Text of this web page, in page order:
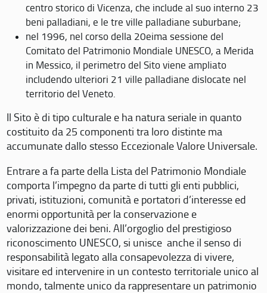
centro storico di Vicenza, che include al suo interno 23
beni palladiani, e le tre ville palladiane suburbane;
nel 1996, nel corso della 20eima sessione del
Comitato del Patrimonio Mondiale UNESCO, a Merida
in Messico, il perimetro del Sito viene ampliato
includendo ulteriori 21 ville palladiane dislocate nel
territorio del Veneto.
Il Sito è di tipo culturale e ha natura seriale in quanto
costituito da 25 componenti tra loro distinte ma
accumunate dallo stesso Eccezionale Valore Universale.
Entrare a fa parte della Lista del Patrimonio Mondiale
comporta l’impegno da parte di tutti gli enti pubblici,
privati, istituzioni, comunità e portatori d’interesse ed
enormi opportunità per la conservazione e
valorizzazione dei beni. All’orgoglio del prestigioso
riconoscimento UNESCO, si unisce anche il senso di
responsabilità legato alla consapevolezza di vivere,
visitare ed intervenire in un contesto territoriale unico al
mondo, talmente unico da rappresentare un patrimonio